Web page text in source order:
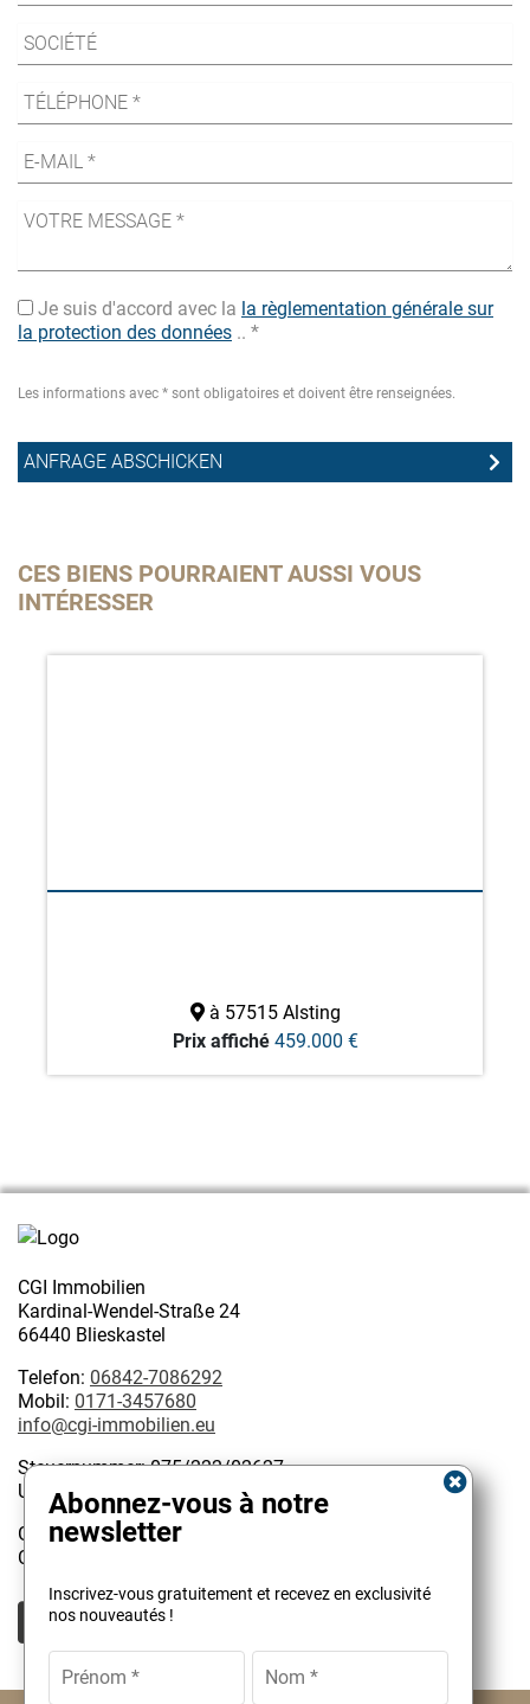
Je suis d'accord avec la la règlementation générale sur
la protection des données .. *
Les informations avec * sont obligatoires et doivent être renseignées.
CES BIENS POURRAIENT AUSSI VOUS
INTÉRESSER
à 57515 Alsting
Prix affiché 459.000 €
CGI Immobilien
Kardinal-Wendel-Straße 24
66440 Blieskastel
Telefon: 06842-7086292
Mobil: 0171-3457680
info@cgi-immobilien.eu
Steuernummer: 075/222/02627
USt-IdNr.: DE 314128585
Geschäftsinhaber:
Christophe Garattoni Geprüfter Immobilienmakler IHK
Abonnez-vous à notre
newsletter
Inscrivez-vous gratuitement et recevez en exclusivité
nos nouveautés !
CGI Immobilien
100%
SEHR GUT